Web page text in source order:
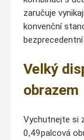
zaručuje
konvenční
Velký
obrazem
Vychutnejte si
0,49palcová